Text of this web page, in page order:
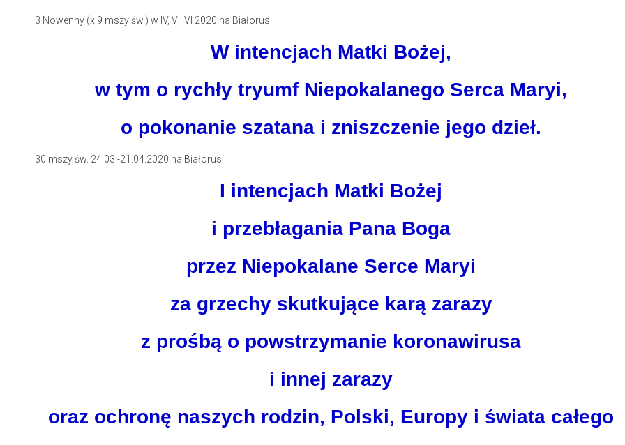
3 Nowenny (x 9 mszy św.) w IV, V i VI 2020 na Białorusi
W intencjach Matki Bożej,
w tym o rychły tryumf Niepokalanego Serca Maryi,
o pokonanie szatana i zniszczenie jego dzieł.
30 mszy św. 24.03.-21.04.2020 na Białorusi
I intencjach Matki Bożej
i przebłagania Pana Boga
przez Niepokalane Serce Maryi
za grzechy skutkujące karą zarazy
z prośbą o powstrzymanie koronawirusa
i innej zarazy
oraz ochronę naszych rodzin, Polski, Europy i świata całego